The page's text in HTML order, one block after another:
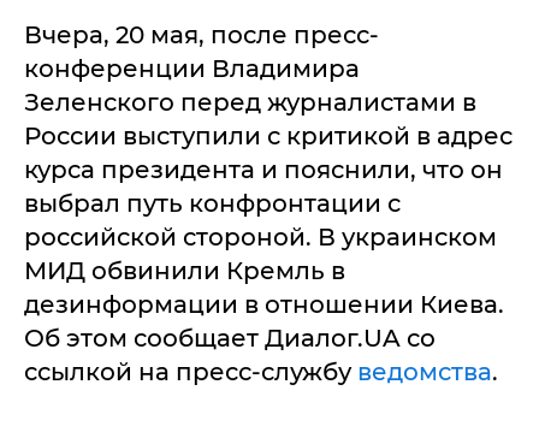
Вчера, 20 мая, после пресс-
конференции Владимира
Зеленского перед журналистами в
России выступили с критикой в адрес
курса президента и пояснили, что он
выбрал путь конфронтации с
российской стороной. В украинском
МИД обвинили Кремль в
дезинформации в отношении Киева.
Об этом сообщает Диалог.UA со
ссылкой на пресс-службу ведомства.